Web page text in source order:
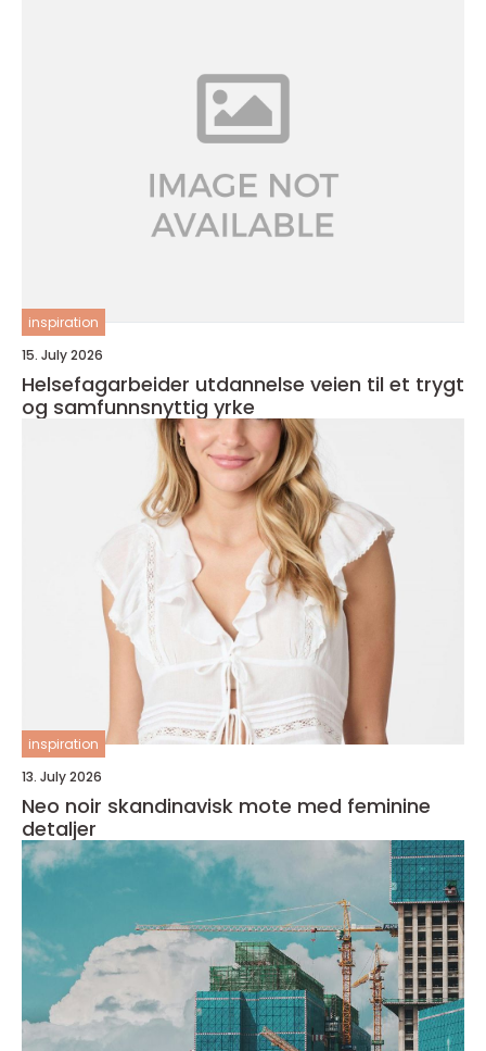
inspiration
15. July 2026
Helsefagarbeider utdannelse veien til et trygt
og samfunnsnyttig yrke
inspiration
13. July 2026
Neo noir skandinavisk mote med feminine
detaljer